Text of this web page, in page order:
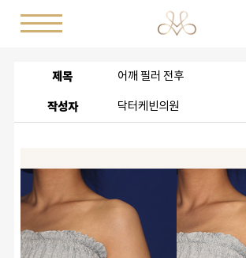
제목 어깨 필러 전후
작성자 닥터케빈의원